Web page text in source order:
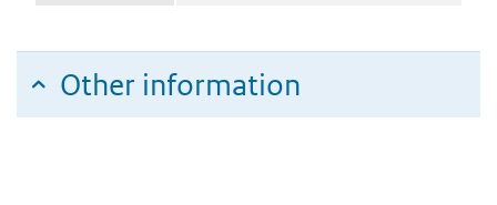
Other information